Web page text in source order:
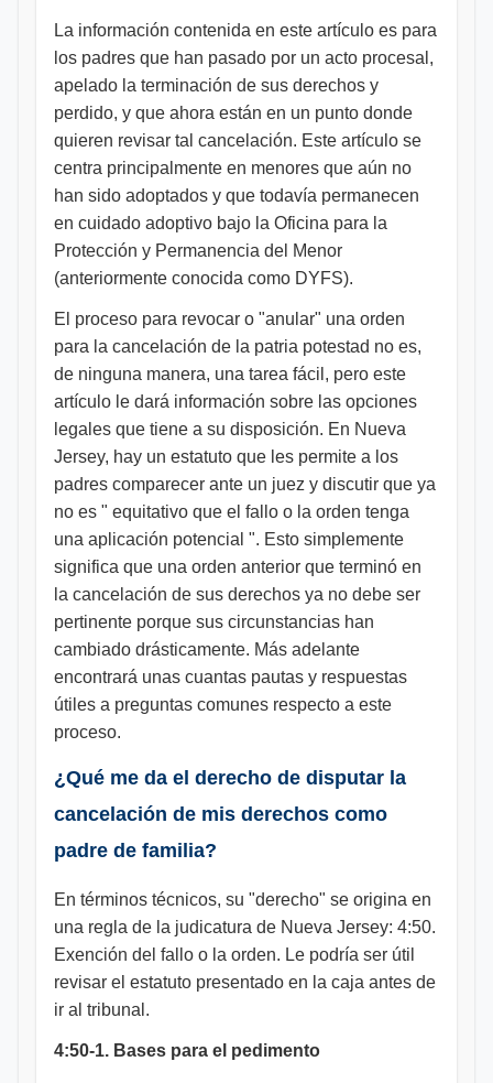
La información contenida en este artículo es para
los padres que han pasado por un acto procesal,
apelado la terminación de sus derechos y
perdido, y que ahora están en un punto donde
quieren revisar tal cancelación. Este artículo se
centra principalmente en menores que aún no
han sido adoptados y que todavía permanecen
en cuidado adoptivo bajo la Oficina para la
Protección y Permanencia del Menor
(anteriormente conocida como DYFS).
El proceso para revocar o "anular" una orden
para la cancelación de la patria potestad no es,
de ninguna manera, una tarea fácil, pero este
artículo le dará información sobre las opciones
legales que tiene a su disposición. En Nueva
Jersey, hay un estatuto que les permite a los
padres comparecer ante un juez y discutir que ya
no es " equitativo que el fallo o la orden tenga
una aplicación potencial ". Esto simplemente
significa que una orden anterior que terminó en
la cancelación de sus derechos ya no debe ser
pertinente porque sus circunstancias han
cambiado drásticamente. Más adelante
encontrará unas cuantas pautas y respuestas
útiles a preguntas comunes respecto a este
proceso.
¿Qué me da el derecho de disputar la
cancelación de mis derechos como
padre de familia?
En términos técnicos, su "derecho" se origina en
una regla de la judicatura de Nueva Jersey: 4:50.
Exención del fallo o la orden. Le podría ser útil
revisar el estatuto presentado en la caja antes de
ir al tribunal.
4:50-1. Bases para el pedimento